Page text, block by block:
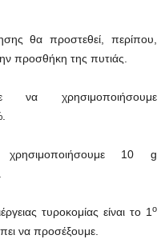
θα προστεθεί, περίπου,
προσθήκη της πυτιάς.
να χρησιμοποιήσουμε
10 g
τυροκομίας είναι το 1 ο
να προσέξουμε.